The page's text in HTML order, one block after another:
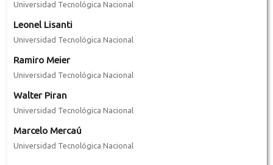
Universidad Tecnológica Nacional
Leonel Lisanti
Universidad Tecnológica Nacional
Ramiro Meier
Universidad Tecnológica Nacional
Walter Piran
Universidad Tecnológica Nacional
Marcelo Mercaú
Universidad Tecnológica Nacional